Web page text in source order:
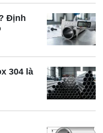
Định
304 là